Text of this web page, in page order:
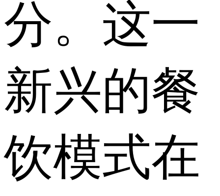
分。这一
新兴的餐
饮模式在